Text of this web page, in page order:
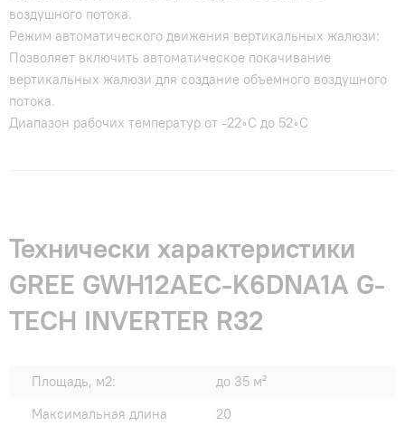
воздушного потока.
Режим автоматического движения вертикальных жалюзи:
Позволяет включить автоматическое покачивание
вертикальных жалюзи для создание объемного воздушного
потока.
Диапазон рабочих температур от -22◦С до 52◦С
Технически характеристики
GREE GWH12AEC-K6DNA1A G-
TECH INVERTER R32
Площадь, м2:
до 35 м²
Максимальная длина
20